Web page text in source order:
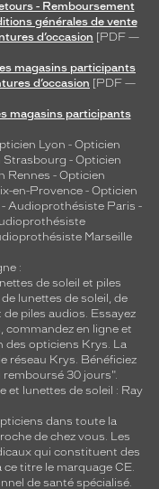
- Remboursement
générales de vente
d’occasion [PDF —
magasins participants
d’occasion [PDF —
magasins participants
Lyon - Opticien
Strasbourg - Opticien
Rennes - Opticien
en-Provence - Opticien
- Audioprothésiste Paris -
Marseille
:
de soleil et piles
lunettes de soleil, de
de piles audios. Essayez
commandez en ligne et
des opticiens Krys. La
réseau Krys. Bénéficiez
30 jours".
et lunettes de soleil : Ray
dans toute la
de chez vous. Les
qui constituent des
titre le marquage CE.
de santé spécialisé.